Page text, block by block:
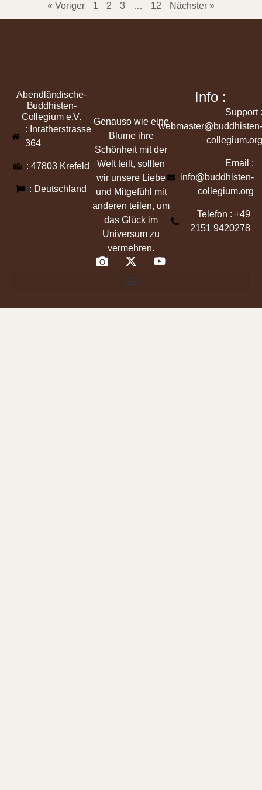
« Voriger 1 2 3 … 12 Nächster »
Abendländische-
Buddhisten-
Collegium e.V.
: Inratherstrasse
364
: 47803 Krefeld
: Deutschland
Genauso wie eine
Blume ihre
Schönheit mit der
Welt teilt, sollten
wir unsere Liebe
und Mitgefühl mit
anderen teilen, um
das Glück im
Universum zu
vermehren.
Info :
Support :
webmaster@buddhisten-
collegium.org
Email :
info@buddhisten-
collegium.org
Telefon : +49
2151 9420278